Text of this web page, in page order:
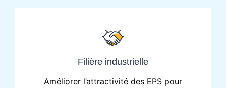
Filière industrielle
Améliorer l’attractivité des EPS pour